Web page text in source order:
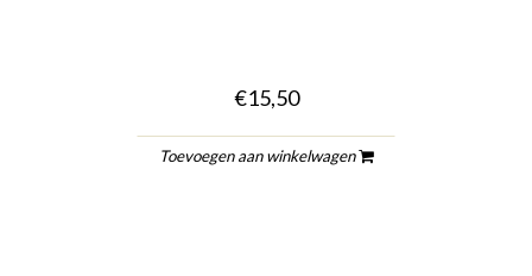
€15,50
Toevoegen aan winkelwagen